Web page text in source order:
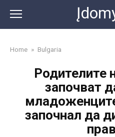
content
Home » Bulgaria
Родителите
започват
започнал да